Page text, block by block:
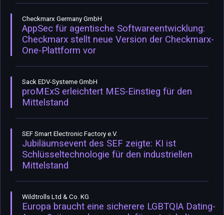
Checkmarx Germany GmbH
AppSec für agentische Softwareentwicklung:
Checkmarx stellt neue Version der Checkmarx-
One-Plattform vor
Sack EDV-Systeme GmbH
proMExS erleichtert MES-Einstieg für den
Mittelstand
SEF Smart Electronic Factory e.V.
Jubiläumsevent des SEF zeigte: KI ist
Schlüsseltechnologie für den industriellen
Mittelstand
Wildtrolls Ltd & Co. KG
Europa braucht eine sicherere LGBTQIA Dating-